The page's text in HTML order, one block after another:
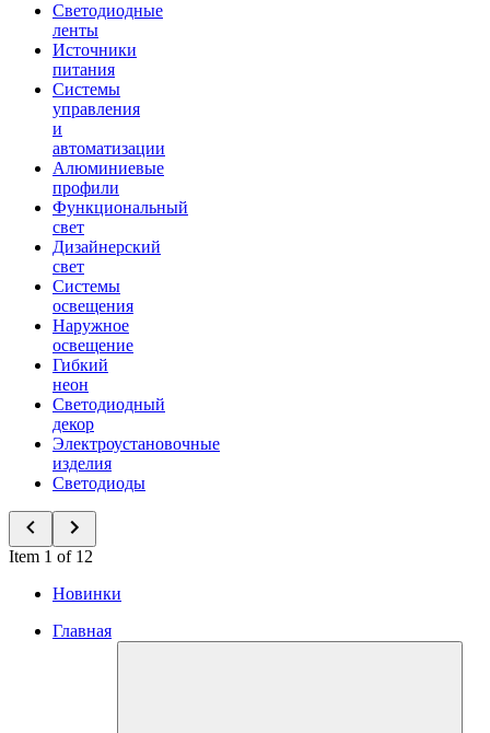
Светодиодные
ленты
Источники
питания
Системы
управления
и
автоматизации
Алюминиевые
профили
Функциональный
свет
Дизайнерский
свет
Системы
освещения
Наружное
освещение
Гибкий
неон
Светодиодный
декор
Электроустановочные
изделия
Светодиоды
Item 1 of 12
Новинки
Главная